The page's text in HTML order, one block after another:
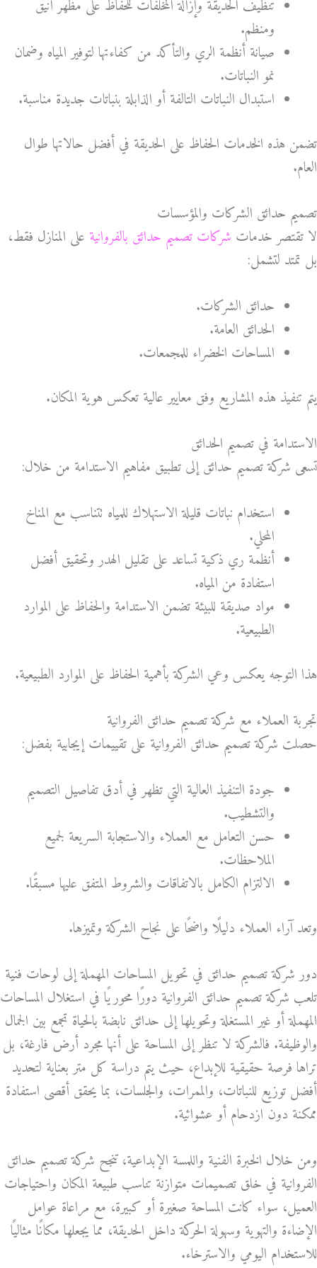
تنظيف الحديقة وإزالة المخلفات للحفاظ على مظهر أنيق
ومنظم.
صيانة أنظمة الري والتأكد من كفاءتها لتوفير المياه وضمان
نمو النباتات.
استبدال النباتات التالفة أو الذابلة بنباتات جديدة مناسبة.
تضمن هذه الخدمات الحفاظ على الحديقة في أفضل حالاتها طوال
العام.
تصميم حدائق الشركات والمؤسسات
لا تقتصر خدمات شركات تصميم حدائق بالفروانية على المنازل فقط،
بل تمتد لتشمل:
حدائق الشركات.
الحدائق العامة.
المساحات الخضراء للمجمعات.
يتم تنفيذ هذه المشاريع وفق معايير عالية تعكس هوية المكان.
الاستدامة في تصميم الحدائق
تسعى شركة تصميم حدائق إلى تطبيق مفاهيم الاستدامة من خلال:
استخدام نباتات قليلة الاستهلاك للمياه تتناسب مع المناخ
المحلي.
أنظمة ري ذكية تساعد على تقليل الهدر وتحقيق أفضل
استفادة من المياه.
مواد صديقة للبيئة تضمن الاستدامة والحفاظ على الموارد
الطبيعية.
هذا التوجه يعكس وعي الشركة بأهمية الحفاظ على الموارد الطبيعية.
تجربة العملاء مع شركة تصميم حدائق الفروانية
حصلت شركة تصميم حدائق الفروانية على تقييمات إيجابية بفضل:
جودة التنفيذ العالية التي تظهر في أدق تفاصيل التصميم
والتشطيب.
حسن التعامل مع العملاء والاستجابة السريعة لجميع
الملاحظات.
الالتزام الكامل بالاتفاقات والشروط المتفق عليها مسبقًا.
وتعد آراء العملاء دليلًا واضحًا على نجاح الشركة وتميزها.
دور شركة تصميم حدائق في تحويل المساحات المهملة إلى لوحات فنية
تلعب شركة تصميم حدائق الفروانية دورًا محوريًا في استغلال المساحات
المهملة أو غير المستغلة وتحويلها إلى حدائق نابضة بالحياة تجمع بين الجمال
والوظيفة. فالشركة لا تنظر إلى المساحة على أنها مجرد أرض فارغة، بل
تراها فرصة حقيقية للإبداع، حيث يتم دراسة كل متر بعناية لتحديد
أفضل توزيع للنباتات، والممرات، والجلسات، بما يحقق أقصى استفادة
ممكنة دون ازدحام أو عشوائية.
ومن خلال الخبرة الفنية واللمسة الإبداعية، تنجح شركة تصميم حدائق
الفروانية في خلق تصميمات متوازنة تناسب طبيعة المكان واحتياجات
العميل، سواء كانت المساحة صغيرة أو كبيرة، مع مراعاة عوامل
الإضاءة والتهوية وسهولة الحركة داخل الحديقة، مما يجعلها مكانًا مثاليًا
للاستخدام اليومي والاسترخاء.